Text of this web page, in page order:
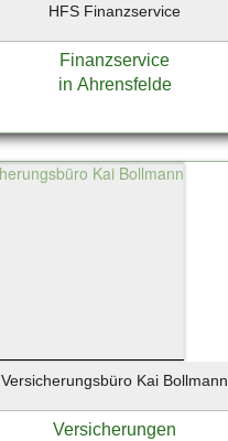
HFS Finanzservice
Finanzservice
in Ahrensfelde
Versicherungsbüro Kai Bollmann
Versicherungen